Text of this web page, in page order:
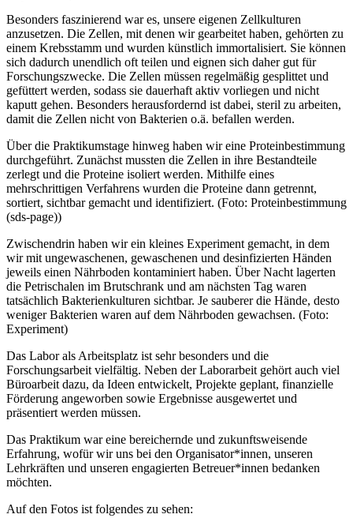
Besonders faszinierend war es, unsere eigenen Zellkulturen
anzusetzen. Die Zellen, mit denen wir gearbeitet haben, gehörten zu
einem Krebsstamm und wurden künstlich immortalisiert. Sie können
sich dadurch unendlich oft teilen und eignen sich daher gut für
Forschungszwecke. Die Zellen müssen regelmäßig gesplittet und
gefüttert werden, sodass sie dauerhaft aktiv vorliegen und nicht
kaputt gehen. Besonders herausfordernd ist dabei, steril zu arbeiten,
damit die Zellen nicht von Bakterien o.ä. befallen werden.
Über die Praktikumstage hinweg haben wir eine Proteinbestimmung
durchgeführt. Zunächst mussten die Zellen in ihre Bestandteile
zerlegt und die Proteine isoliert werden. Mithilfe eines
mehrschrittigen Verfahrens wurden die Proteine dann getrennt,
sortiert, sichtbar gemacht und identifiziert. (Foto: Proteinbestimmung
(sds-page))
Zwischendrin haben wir ein kleines Experiment gemacht, in dem
wir mit ungewaschenen, gewaschenen und desinfizierten Händen
jeweils einen Nährboden kontaminiert haben. Über Nacht lagerten
die Petrischalen im Brutschrank und am nächsten Tag waren
tatsächlich Bakterienkulturen sichtbar. Je sauberer die Hände, desto
weniger Bakterien waren auf dem Nährboden gewachsen. (Foto:
Experiment)
Das Labor als Arbeitsplatz ist sehr besonders und die
Forschungsarbeit vielfältig. Neben der Laborarbeit gehört auch viel
Büroarbeit dazu, da Ideen entwickelt, Projekte geplant, finanzielle
Förderung angeworben sowie Ergebnisse ausgewertet und
präsentiert werden müssen.
Das Praktikum war eine bereichernde und zukunftsweisende
Erfahrung, wofür wir uns bei den Organisator*innen, unseren
Lehrkräften und unseren engagierten Betreuer*innen bedanken
möchten.
Auf den Fotos ist folgendes zu sehen: